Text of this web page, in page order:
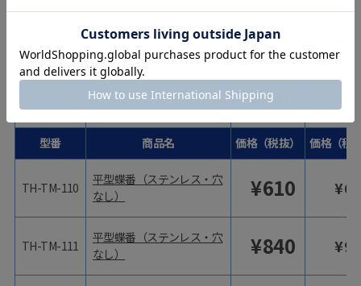
型番
TH-TM-110
TH-TM-111
平型蝶番（ステンレス・穴
なし）
¥290
平型蝶番（ステンレス・穴
なし）
¥430
商品名 価格（税抜） 価格（税
平型蝶番（ステンレス・穴
なし）
¥610 ¥
平型蝶番（ステンレス・穴
なし）
¥840 ¥